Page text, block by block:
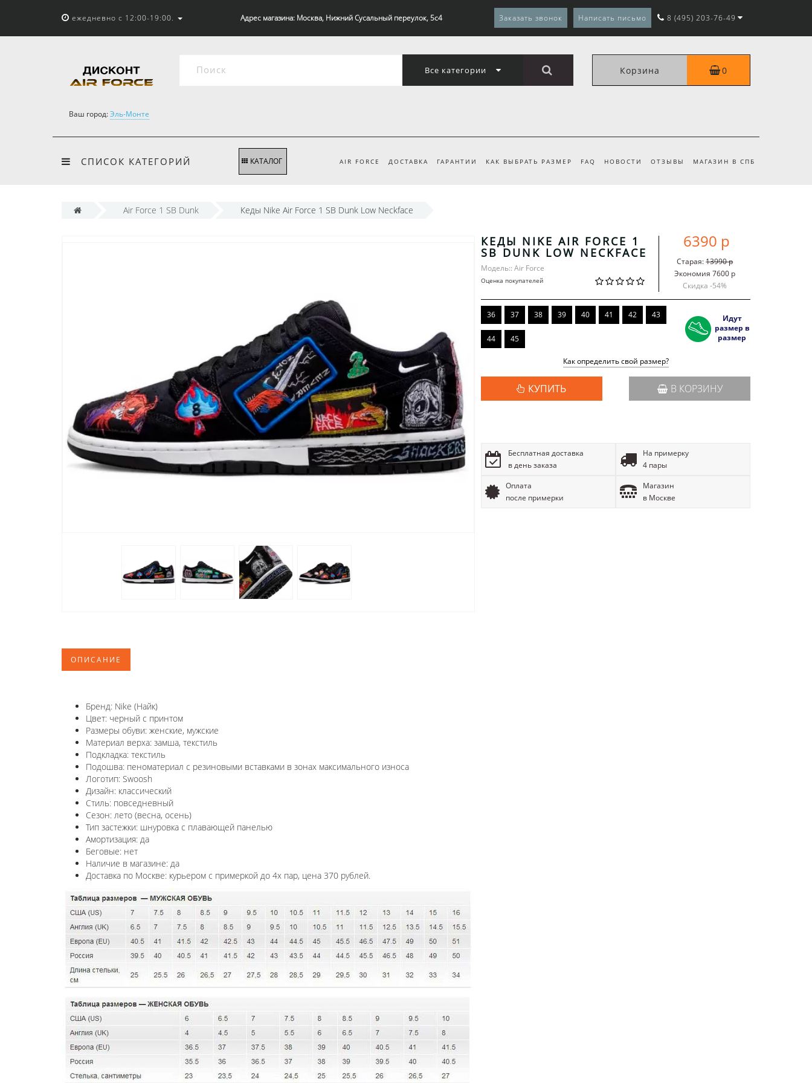
ежедневно с 12:00-19:00. Адрес магазина: Москва, Нижний Сусальный переулок, 5с4 Заказать звонок Написать письмо 8 (495) 203-76-49
Все категории Корзина 0
Ваш город:Эль-Монте
СПИСОК КАТЕГОРИЙ КАТАЛОГ AIR FORCE ДОСТАВКА ГАРАНТИИ КАК ВЫБРАТЬ РАЗМЕР FAQ НОВОСТИ ОТЗЫВЫ МАГАЗИН В СПБ
Air Force 1 SB Dunk Кеды Nike Air Force 1 SB Dunk Low Neckface
КЕДЫ NIKE AIR FORCE 1
SB DUNK LOW NECKFACE
Модель:: Air Force
Оценка покупателей
6390 р
Старая:13990 р
Экономия 7600 р
Скидка -54%
36 37 38 39 40 41 42 43
44 45
Идут
размер в
размер
Как определить свой размер?
КУПИТЬ В КОРЗИНУ
Бесплатная доставка
в день заказа
На примерку
4 пары
Оплата
после примерки
Магазин
в Москве
ОПИСАНИЕ
Бренд: Nike (Найк)
Цвет: черный с принтом
Размеры обуви: женские, мужские
Материал верха: замша, текстиль
Подкладка: текстиль
Подошва: пеноматериал с резиновыми вставками в зонах максимального износа
Логотип: Swoosh
Дизайн: классический
Стиль: повседневный
Сезон: лето (весна, осень)
Тип застежки: шнуровка с плавающей панелью
Амортизация: да
Беговые: нет
Наличие в магазине: да
Доставка по Москве: курьером с примеркой до 4х пар, цена 370 рублей.